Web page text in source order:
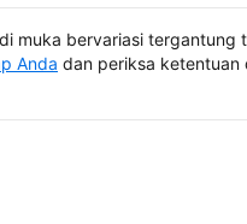
muka bervariasi tergantung
Anda dan periksa ketentuan